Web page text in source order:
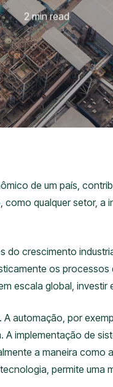
2 min read
de um país,
qualquer setor, a
crescimento
os
escala global,
automação, por
implementação de
a maneira como
permite uma